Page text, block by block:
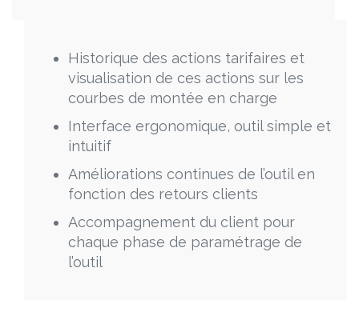
Historique des actions tarifaires et
visualisation de ces actions sur les
courbes de montée en charge
Interface ergonomique, outil simple et
intuitif
Améliorations continues de l’outil en
fonction des retours clients
Accompagnement du client pour
chaque phase de paramétrage de
l’outil